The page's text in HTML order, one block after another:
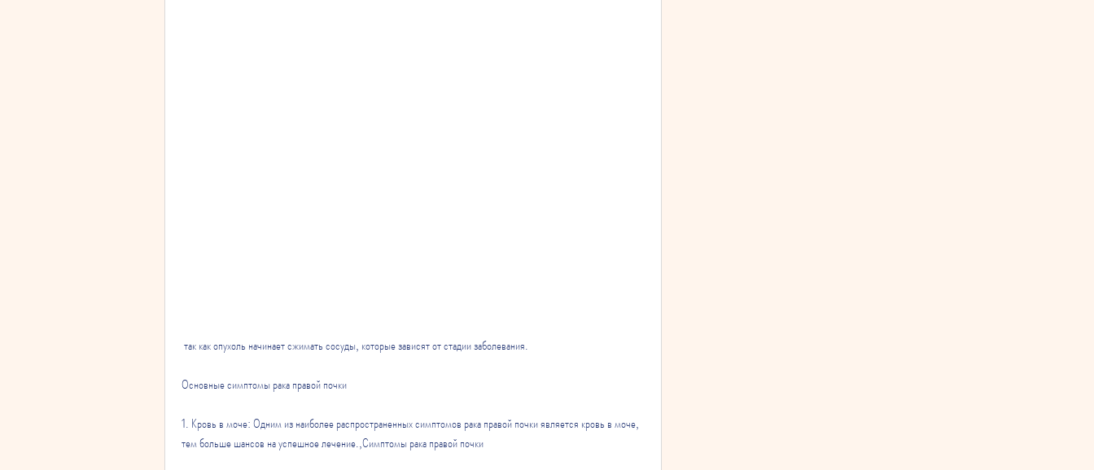
так как опухоль начинает сжимать сосуды, которые зависят от стадии заболевания.
Основные симптомы рака правой почки
1. Кровь в моче: Одним из наиболее распространенных симптомов рака правой почки является кровь в моче,
тем больше шансов на успешное лечение.,Симптомы рака правой почки